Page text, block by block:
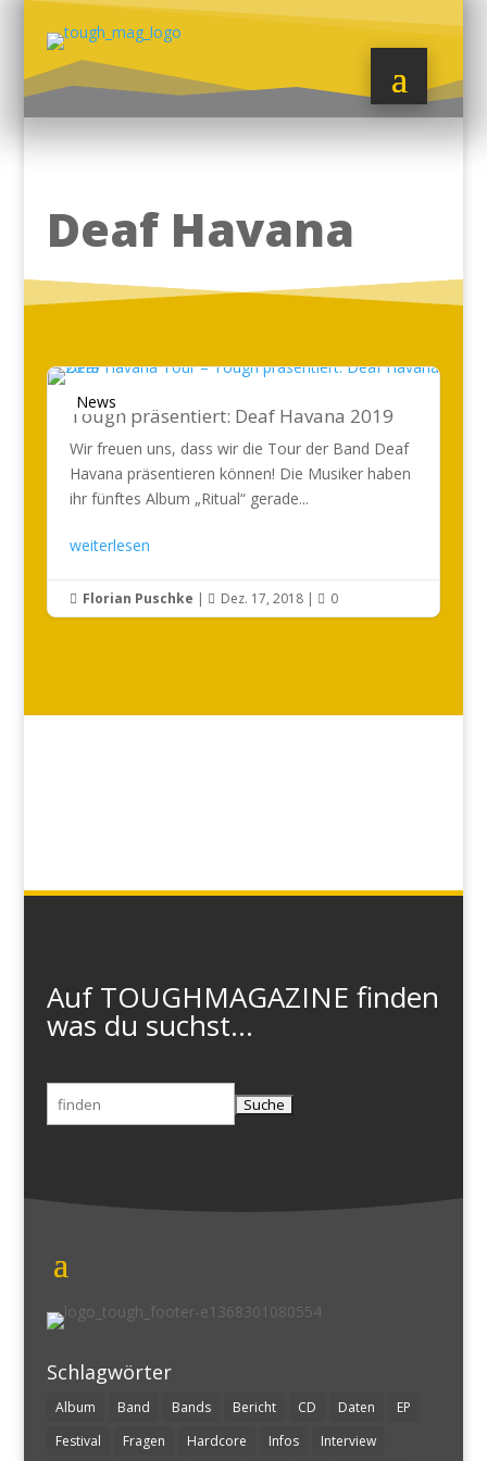
Deaf Havana
News
Tough präsentiert: Deaf Havana 2019
Wir freuen uns, dass wir die Tour der Band Deaf
Havana präsentieren können! Die Musiker haben
ihr fünftes Album „Ritual“ gerade...
weiterlesen
 Florian Puschke |  Dez. 17, 2018|  0
Auf TOUGHMAGAZINE finden
was du suchst...
Suchen
nach:
Schlagwörter
Album Band Bands Bericht CD Daten
EP
Festival
Fragen Hardcore Infos Interview